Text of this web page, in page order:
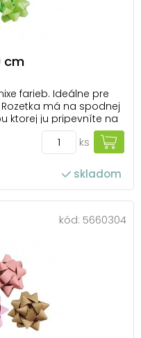
cm
farieb. Ideálne pre
má na spodnej
ktorej ju pripevníte na
Balenie: 50 ks
Farba: fialová,
ks
skladom
kód: 5660304